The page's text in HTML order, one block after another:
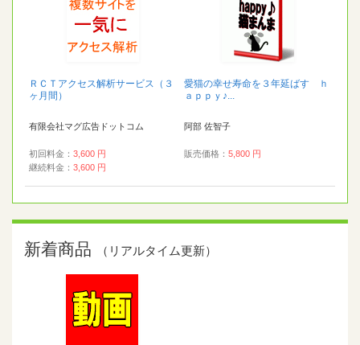
ＲＣＴアクセス解析サービス（３
ヶ月間）
有限会社マグ広告ドットコム
初回料金： 3,600 円
継続料金： 3,600 円
愛猫の幸せ寿命を３年延ばす ｈ
ａｐｐｙ♪...
阿部 佐智子
販売価格： 5,800 円
新着商品 （リアルタイム更新）